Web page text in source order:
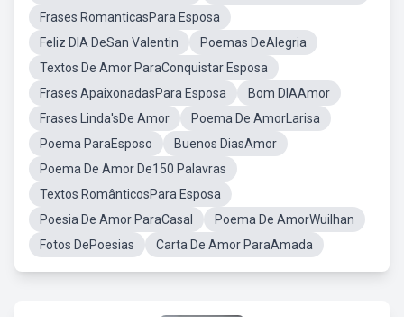
Frases RomanticasPara Esposa
Feliz DIA DeSan Valentin
Poemas DeAlegria
Textos De Amor ParaConquistar Esposa
Frases ApaixonadasPara Esposa
Bom DIAAmor
Frases Linda'sDe Amor
Poema De AmorLarisa
Poema ParaEsposo
Buenos DiasAmor
Poema De Amor De150 Palavras
Textos RomânticosPara Esposa
Poesia De Amor ParaCasal
Poema De AmorWuilhan
Fotos DePoesias
Carta De Amor ParaAmada